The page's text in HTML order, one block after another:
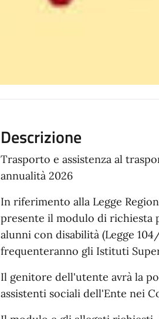
Descrizione
Trasporto e assistenza al
annualità 2026
In riferimento alla Legge
presente il modulo di richiesta
alunni con disabilità (Legge
frequenteranno gli Istituti
Il genitore dell'utente avrà la
assistenti sociali dell'Ente nei